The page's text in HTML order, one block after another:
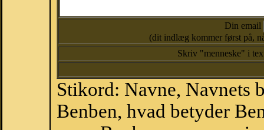
Din email
(dit indlæg kommer først på,
Skriv "menneske" i
Stikord: Navne, Navnets
Benben, hvad betyder